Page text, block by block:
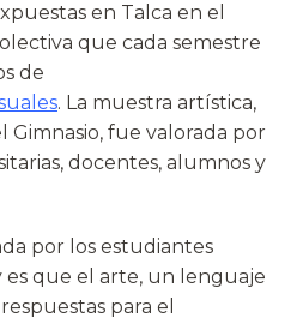
en Talca en el
que cada semestre
de
. La muestra artística,
fue valorada por
docentes, alumnos y
por los estudiantes
que el arte, un lenguaje
para el